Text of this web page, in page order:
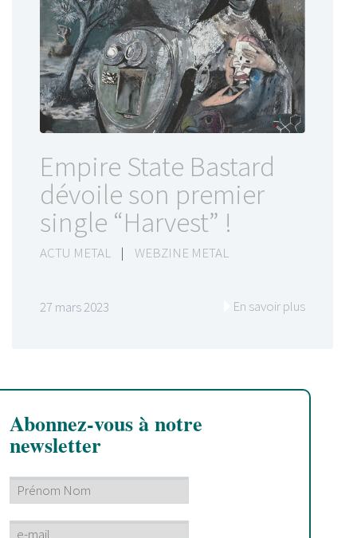
Empire State Bastard
dévoile son premier
single “Harvest” !
ACTU METAL | WEBZINE METAL
27 mars 2023 En savoir plus
Abonnez-vous à notre
newsletter